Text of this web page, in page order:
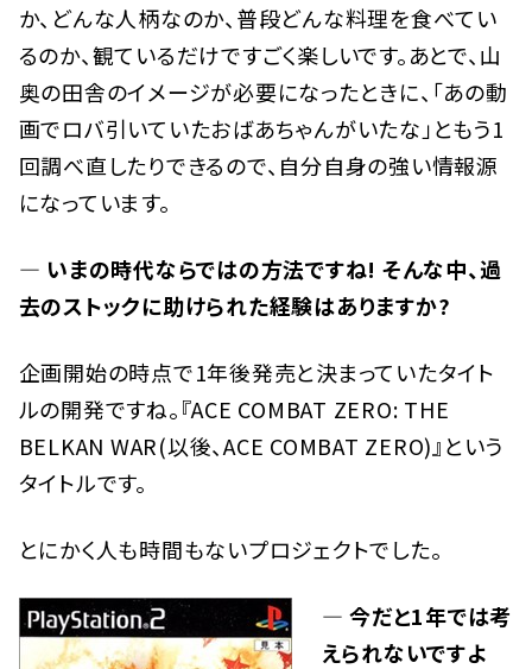
か、どんな人柄なのか、普段どんな料理を食べてい
るのか、観ているだけですごく楽しいです。あとで、山
奥の田舎のイメージが必要になったときに、「あの動
画でロバ引いていたおばあちゃんがいたな」ともう1
回調べ直したりできるので、自分自身の強い情報源
になっています。
— いまの時代ならではの方法ですね! そんな中、過
去のストックに助けられた経験はありますか?
企画開始の時点で1年後発売と決まっていたタイト
ルの開発ですね。『ACE COMBAT ZERO: THE
BELKAN WAR(以後、ACE COMBAT ZERO)』という
タイトルです。
とにかく人も時間もないプロジェクトでした。
— 今だと1年では考
えられないですよ